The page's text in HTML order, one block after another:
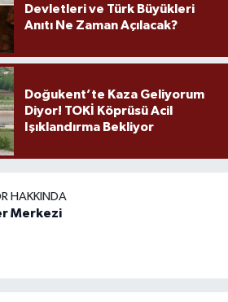
Devletleri ve Türk Büyükleri
Anıtı Ne Zaman Açılacak?
Doğukent’te Kaza Geliyorum
Diyor! TOKİ Köprüsü Acil
Işıklandırma Bekliyor
HAKKINDA
Merkezi